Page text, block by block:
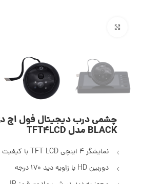
چشمی درب دیجیتال فول اچ دی
BLACK مدل TFT4LCD
نمایشگر 4 اینچی TFT LCD با کیفیت بالا
دوربین HD با زاویه دید 170 درجه